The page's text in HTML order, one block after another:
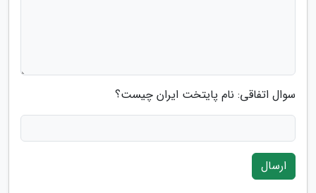
سوال اتفاقی: نام پایتخت ایران چیست؟
ارسال